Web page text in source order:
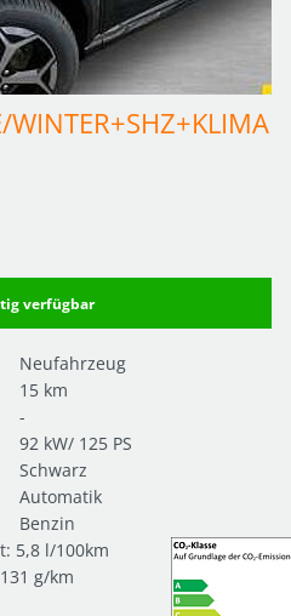
verfügbar
Neufahrzeug
15 km
-
92 kW/ 125 PS
Schwarz
Automatik
Benzin
5,8 l/100km
g/km